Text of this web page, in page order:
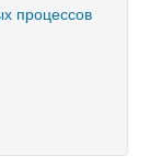
процессов